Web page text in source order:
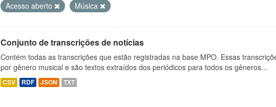
Acesso aberto
Música
Conjunto de transcrições de notícias
Contém todas as transcrições que estão registradas na base MPO. Essas
por gênero musical e são textos extraídos dos periódicos para todos os gêneros...
CSV RDF JSON TXT